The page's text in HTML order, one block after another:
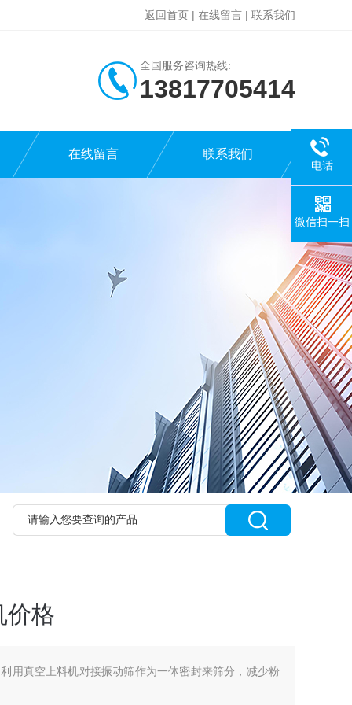
返回首页 | 在线留言 | 联系我们
全国服务咨询热线:
13817705414
在线留言 联系我们
价格
用真空上料机对接振动筛作为一体密封来筛分，减少粉
电话
微信扫一扫